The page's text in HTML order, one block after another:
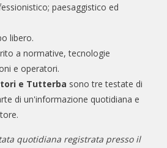
paesaggistico ed
libero.
a normative, tecnologie
e operatori.
e Tutterba sono tre testate di
di un'informazione quotidiana e
quotidiana registrata presso il